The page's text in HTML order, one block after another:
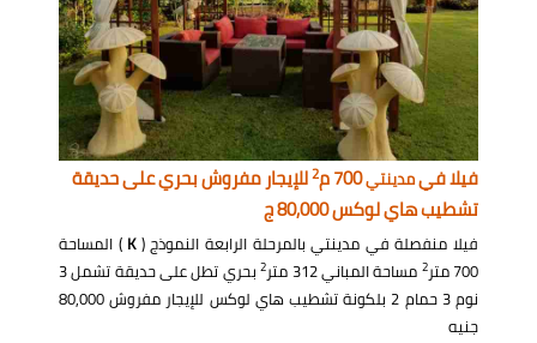
فيلا فيمدينتي700 م 2للإيجار مفروش بحري على حديقة
تشطيب هاي لوكس 80,000 ج
فيلا منفصلة في مدينتي بالمرحلة الرابعة النموذج (K ) المساحة
700 متر
2 مساحة المباني 312 متر 2
بحري تطل على حديقة تشمل 3
نوم 3 حمام 2 بلكونة تشطيب هاي لوكس للإيجار مفروش 80,000
جنيه